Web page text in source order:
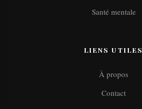
Santé mentale
LIENS UTILES
À propos
Contact